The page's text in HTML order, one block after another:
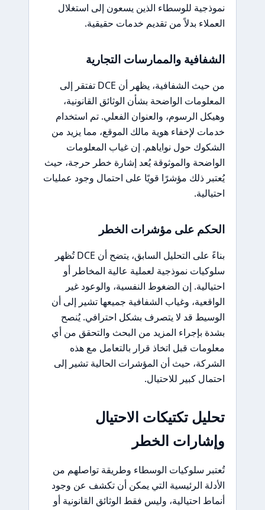
نموذجية للوسطاء الذين يسعون إلى استغلال
العملاء بدلاً من تقديم خدمات حقيقية.
الشفافية والممارسات التجارية
من حيث الشفافية، يظهر أن DCE تفتقر إلى
المعلومات الواضحة بشأن الوثائق القانونية،
وهيكل الرسوم، والعنوان الفعلي. تم استخدام
خدمات لإخفاء هوية مالك الموقع، مما يزيد من
الشكوك حول نواياهم. إن غياب المعلومات
الواضحة والموثوقة يُعد إشارة خطر حرجة، حيث
يُعتبر ذلك مؤشرًا قويًا على احتمال وجود عمليات
احتيالية.
الحكم على مؤشرات الخطر
بناءً على التحليل السابق، يتضح أن DCE تُظهر
سلوكيات نموذجية لعملية عالية المخاطر أو
احتيالية. إن الضغوط النفسية، والوعود غير
الواقعية، وغياب الشفافية جميعها تشير إلى أن
الوسيط قد لا يتصرف بشكل احترافي. يُنصح
بشدة بإجراء المزيد من البحث والتحقق من أي
معلومات قبل اتخاذ قرار بالتعامل مع هذه
الشركة، حيث أن المؤشرات الحالية تشير إلى
احتمال كبير للاحتيال.
تحليل تكتيكات الاحتيال
وإشارات الخطر
تُعتبر سلوكيات الوسطاء وطريقة تواصلهم من
الأدلة الرئيسية التي يمكن أن تكشف عن وجود
أنماط احتيالية، وليس فقط الوثائق القانونية أو